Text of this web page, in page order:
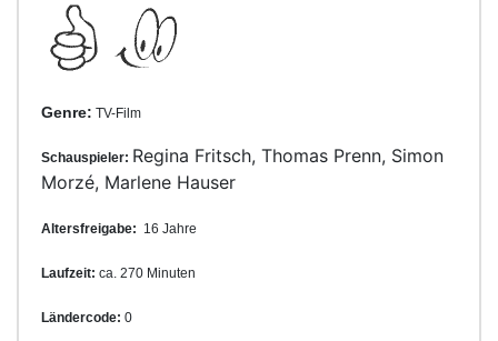
Genre: TV-Film
Schauspieler: Regina Fritsch, Thomas Prenn, Simon
Morzé, Marlene Hauser
Altersfreigabe: 16 Jahre
Laufzeit: ca. 270 Minuten
Ländercode: 0